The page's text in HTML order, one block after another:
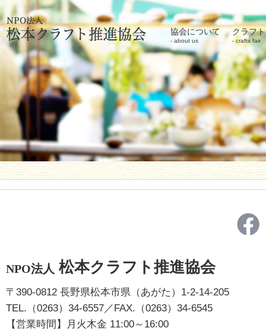
協会について
about us
クラフ
crafts fair
NPO法人 松本クラフト推進協会
〒390-0812 長野県松本市県（あがた）1-2-14-205
TEL.（0263）34-6557／FAX.（0263）34-6545
【営業時間】月火木金 11:00～16:00